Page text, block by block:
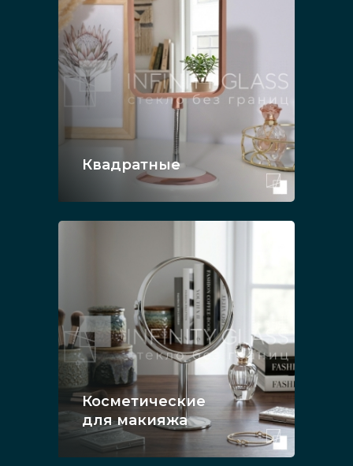
Квадратные
Косметические
для макияжа